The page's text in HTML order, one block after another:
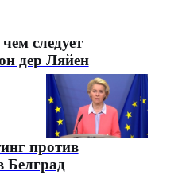
следует
дер Ляйен
против
Белград